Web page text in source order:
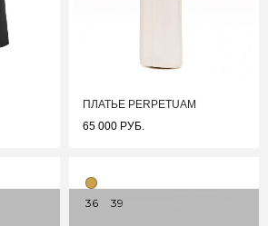
ПЛАТЬЕ PERPETUAM
65 000 РУБ.
36 39